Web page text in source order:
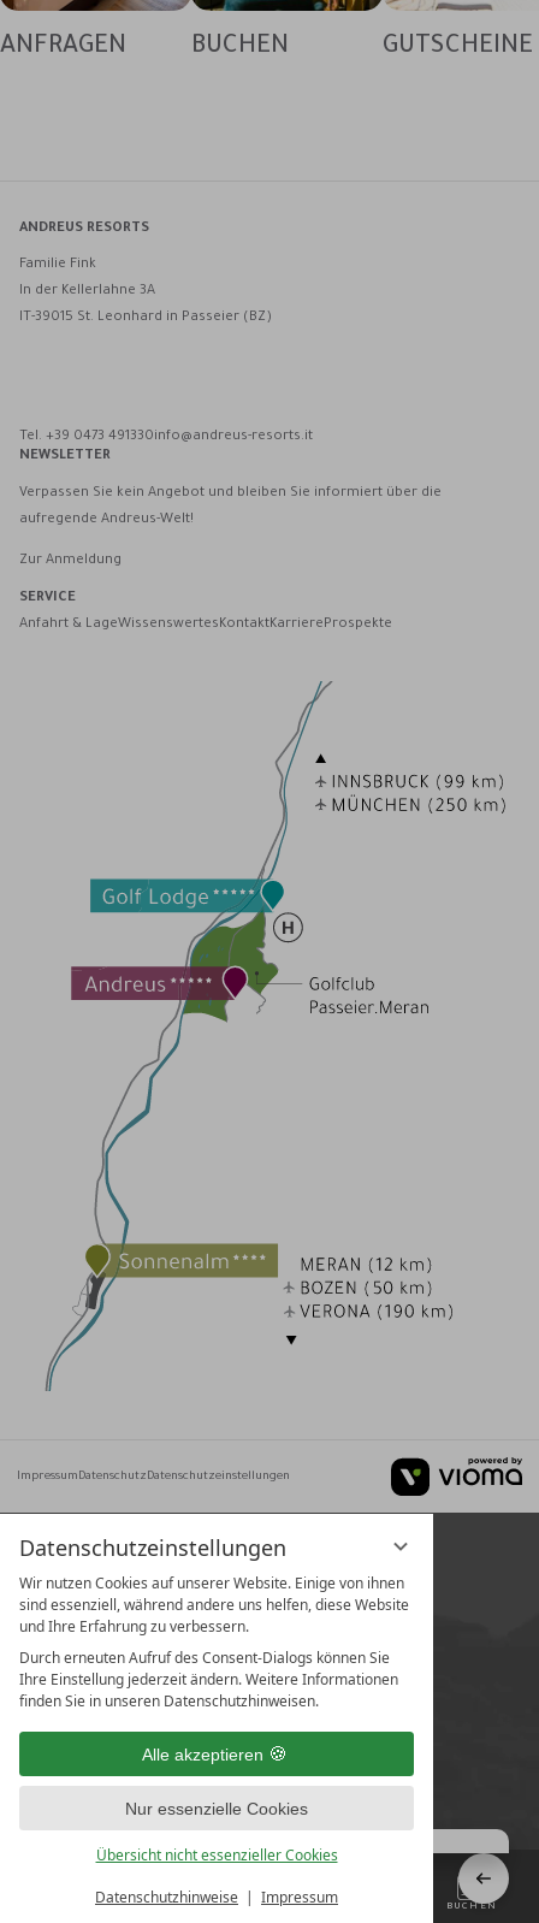
Datenschutzeinstellungen
Wir nutzen Cookies auf unserer Website. Einige von ihnen
sind essenziell, während andere uns helfen, diese Website
und Ihre Erfahrung zu verbessern.
Durch erneuten Aufruf des Consent-Dialogs können Sie
Ihre Einstellung jederzeit ändern. Weitere Informationen
finden Sie in unseren Datenschutzhinweisen.
Alle akzeptieren
Nur essenzielle Cookies
Übersicht nicht essenzieller Cookies
Datenschutzhinweise Impressum
KONTAKT ANFRAGEN BUCHEN
ANFRAGEN BUCHEN GUTSCHEINE
ANDREUS RESORTS
Familie Fink
In der Kellerlahne 3A
IT-39015 St. Leonhard in Passeier (BZ)
Tel. +39 0473 491330info@andreus-resorts.it
NEWSLETTER
Verpassen Sie kein Angebot und bleiben Sie informiert über die
aufregende Andreus-Welt!
Zur Anmeldung
SERVICE
Anfahrt & LageWissenswertesKontaktKarriereProspekte
ImpressumDatenschutzDatenschutzeinstellungen